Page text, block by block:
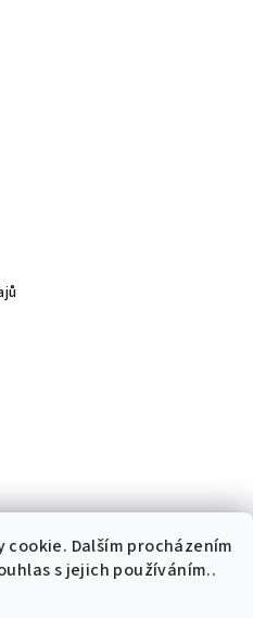
Dalším procházením
s jejich používáním..